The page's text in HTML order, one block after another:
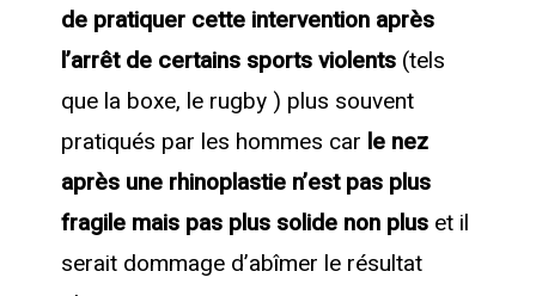
de pratiquer cette intervention après
l’arrêt de certains sports violents(tels
que la boxe, le rugby ) plus souvent
pratiqués par les hommes car le nez
après une rhinoplastie n’est pas plus
fragile mais pas plus solide non pluset il
serait dommage d’abîmer le résultat